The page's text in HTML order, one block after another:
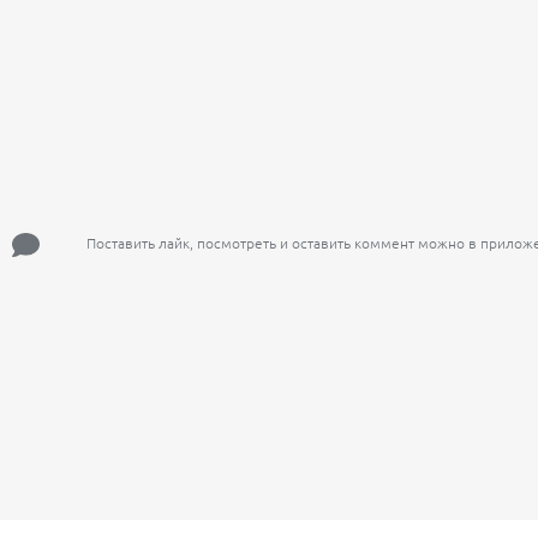
Поставить лайк, посмотреть и оставить коммент можно в